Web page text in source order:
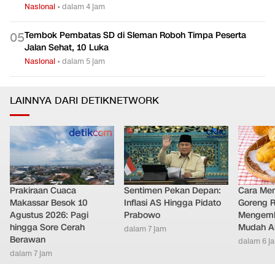
Nasional •dalam 4 jam
05Tembok Pembatas SD di Sleman Roboh Timpa Peserta
Jalan Sehat, 10 Luka
Nasional •dalam 5 jam
LAINNYA DARI DETIKNETWORK
Prakiraan Cuaca
Makassar Besok 10
Agustus 2026: Pagi
hingga Sore Cerah
Berawan
dalam 7 jam
Sentimen Pekan Depan:
Inflasi AS Hingga Pidato
Prabowo
dalam 7 jam
Cara
Goreng
Mudah
dalam 6